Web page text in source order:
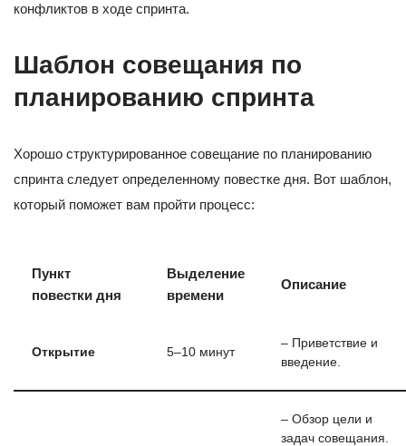
конфликтов в ходе спринта.
Шаблон совещания по
планированию спринта
Хорошо структурированное совещание по планированию
спринта следует определенному повестке дня. Вот шаблон,
который поможет вам пройти процесс:
Пункт
повестки дня
Выделение
времени
Описание
Открытие 5–10 минут
– Приветствие и
введение.
– Обзор цели и
задач совещания.